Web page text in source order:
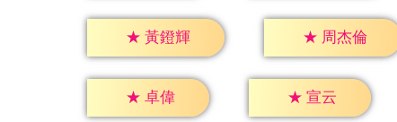
★ 黃鐙輝 ★ 周杰倫
★ 卓偉 ★ 宣云